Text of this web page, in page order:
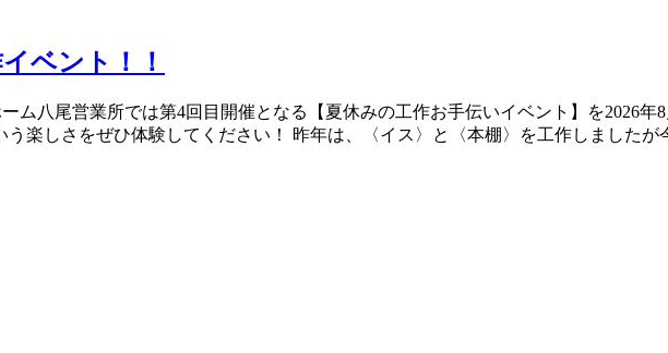
ベント！！
ム八尾営業所では第4回目開催となる【夏休みの工作お手伝いイベント】を2026年
楽しさをぜひ体験してください！ 昨年は、〈イス〉と〈本棚〉を工作しましたが